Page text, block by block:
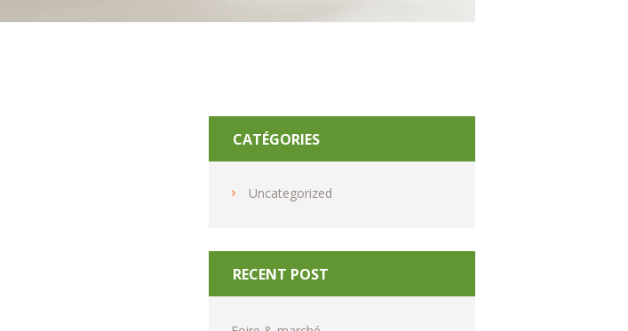
CATÉGORIES
Uncategorized
RECENT POST